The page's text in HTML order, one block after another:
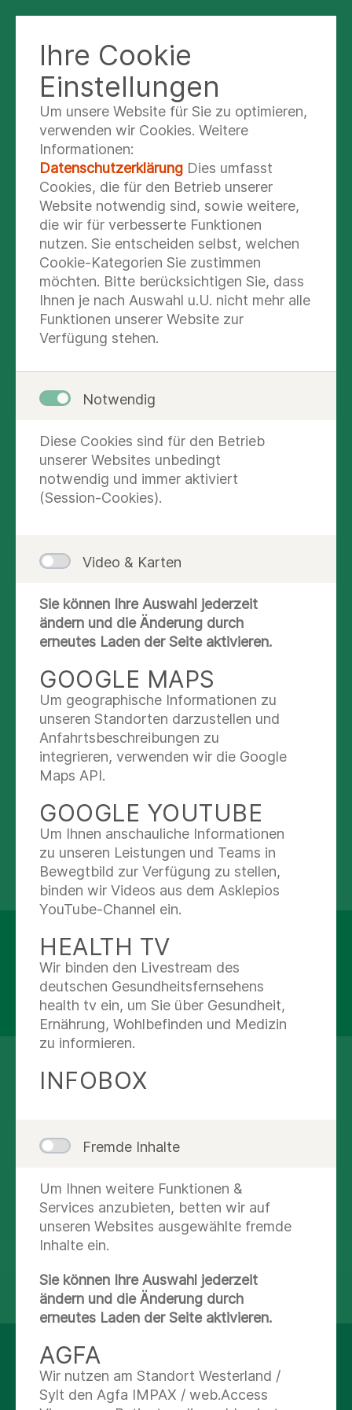
KLINIK NORD - HEIDBERG
Hon.-Prof. Dr. habil.
Holger Maul
Chefarzt
Geburtshilfe und Perinatalmedizin
KONTAKT UND AUSKUNFT
Nachricht schreiben
040-181887-3458
Abteilungen
Geburtshilfe und Perinatalmedizin
Asklepios Klinik Nord - Heidberg
Tangstedter Landstraße 400
22417 Hamburg
Details anzeigen
(0 40) 18 18-87 0
Route planen
teilen tweet
AUF DEM LAUFENDEN
BLEIBEN
Ihre Cookie
Einstellungen
Um unsere Website für Sie zu optimieren,
verwenden wir Cookies. Weitere
Informationen:
Datenschutzerklärung Dies umfasst
Cookies, die für den Betrieb unserer
Website notwendig sind, sowie weitere,
die wir für verbesserte Funktionen
nutzen. Sie entscheiden selbst, welchen
Cookie-Kategorien Sie zustimmen
möchten. Bitte berücksichtigen Sie, dass
Ihnen je nach Auswahl u.U. nicht mehr alle
Funktionen unserer Website zur
Verfügung stehen.
Notwendig
Diese Cookies sind für den Betrieb
unserer Websites unbedingt
notwendig und immer aktiviert
(Session-Cookies).
Video & Karten
Sie können Ihre Auswahl jederzeit
ändern und die Änderung durch
erneutes Laden der Seite aktivieren.
GOOGLE MAPS
Um geographische Informationen zu
unseren Standorten darzustellen und
Anfahrtsbeschreibungen zu
integrieren, verwenden wir die Google
Maps API.
GOOGLE YOUTUBE
Um Ihnen anschauliche Informationen
zu unseren Leistungen und Teams in
Bewegtbild zur Verfügung zu stellen,
binden wir Videos aus dem Asklepios
YouTube-Channel ein.
HEALTH TV
Wir binden den Livestream des
deutschen Gesundheitsfernsehens
health tv ein, um Sie über Gesundheit,
Ernährung, Wohlbefinden und Medizin
zu informieren.
INFOBOX
Fremde Inhalte
Um Ihnen weitere Funktionen &
Services anzubieten, betten wir auf
unseren Websites ausgewählte fremde
Inhalte ein.
Sie können Ihre Auswahl jederzeit
ändern und die Änderung durch
erneutes Laden der Seite aktivieren.
AGFA
Wir nutzen am Standort Westerland /
Sylt den Agfa IMPAX / web.Access